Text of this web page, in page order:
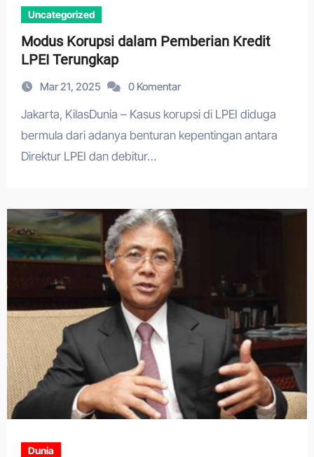
Uncategorized
Modus Korupsi dalam Pemberian Kredit
LPEI Terungkap
Mar 21, 2025 0 Komentar
Jakarta, KilasDunia – Kasus korupsi di LPEI diduga
bermula dari adanya benturan kepentingan antara
Direktur LPEI dan debitur…
Dunia